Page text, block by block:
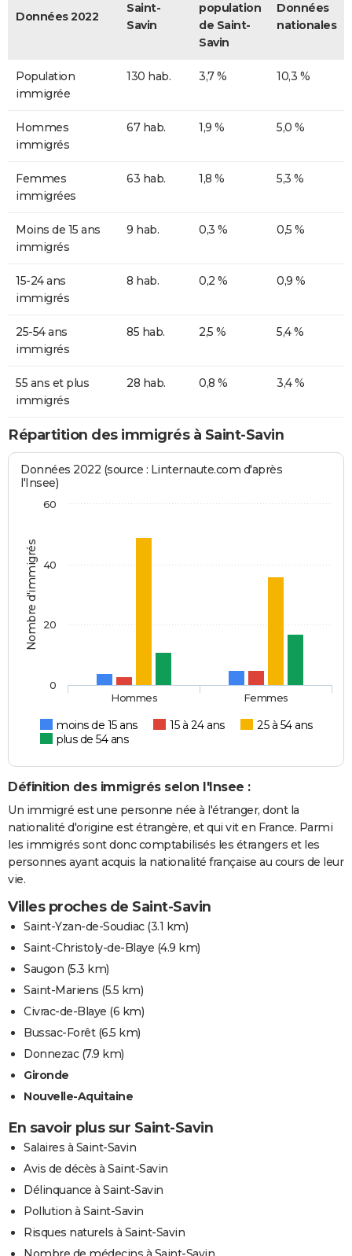
Données 2022
Saint-
Savin
population
de Saint-
Savin
Données
nationales
Population
immigrée
130 hab. 3,7 % 10,3 %
Hommes
immigrés
67 hab. 1,9 % 5,0 %
Femmes
immigrées
63 hab. 1,8 % 5,3 %
Moins de 15 ans
immigrés
9 hab. 0,3 % 0,5 %
15-24 ans
immigrés
8 hab. 0,2 % 0,9 %
25-54 ans
immigrés
85 hab. 2,5 % 5,4 %
55 ans et plus
immigrés
28 hab. 0,8 % 3,4 %
Répartition des immigrés à Saint-Savin
Nombre d'immigrés
Données 2022 (source : Linternaute.com d'après
l'Insee)
moins de 15 ans 15 à 24 ans
25 à 54 ans
plus de 54 ans
Hommes Femmes
0
20
40
60
Définition des immigrés selon l'Insee :
Un immigré est une personne née à l'étranger, dont la
nationalité d'origine est étrangère, et qui vit en France. Parmi
les immigrés sont donc comptabilisés les étrangers et les
personnes ayant acquis la nationalité française au cours de leur
vie.
Villes proches de Saint-Savin
Saint-Yzan-de-Soudiac(3.1 km)
Saint-Christoly-de-Blaye (4.9 km)
Saugon (5.3 km)
Saint-Mariens (5.5 km)
Civrac-de-Blaye (6 km)
Bussac-Forêt(6.5 km)
Donnezac(7.9 km)
Gironde
Nouvelle-Aquitaine
En savoir plus sur Saint-Savin
Salaires à Saint-Savin
Avis de décès à Saint-Savin
Délinquance à Saint-Savin
Pollution à Saint-Savin
Risques naturels à Saint-Savin